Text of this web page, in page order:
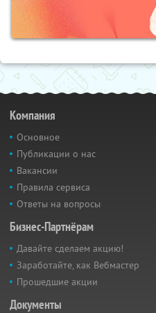
Компания
Основное
Публикации о нас
Вакансии
Правила сервиса
Ответы на вопросы
Бизнес-Партнёрам
Давайте сделаем акцию!
Заработайте, как Вебмастер
Прошедшие акции
Документы